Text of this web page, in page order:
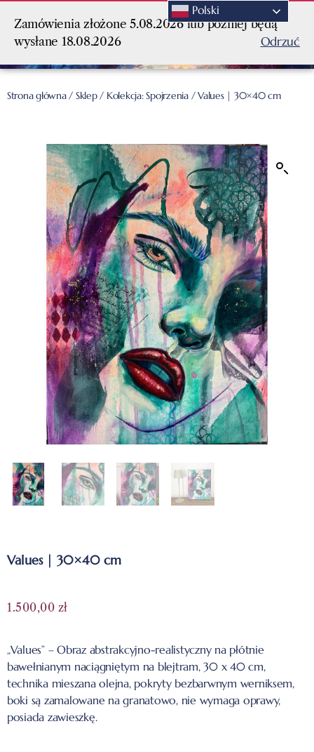
Zamówienia złożone 5.08.2026 lub później będą
wysłane 18.08.2026
Odrzuć
Strona główna/ Sklep/ Kolekcja: Spojrzenia/ Values | 30×40 cm
Values | 30×40 cm
1.500,00 zł
„Values” – Obraz abstrakcyjno-realistyczny na płótnie
bawełnianym naciągniętym na blejtram, 30 x 40 cm,
technika mieszana olejna, pokryty bezbarwnym werniksem,
boki są zamalowane na granatowo, nie wymaga oprawy,
posiada zawieszkę.
Polski